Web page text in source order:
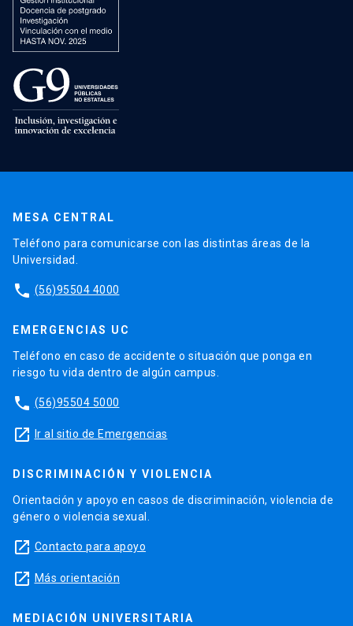
MESA CENTRAL
Teléfono para comunicarse con las distintas áreas de la
Universidad.
phone (56)95504 4000
EMERGENCIAS UC
Teléfono en caso de accidente o situación que ponga en
riesgo tu vida dentro de algún campus.
phone (56)95504 5000
launch Ir al sitio de Emergencias
DISCRIMINACIÓN Y VIOLENCIA
Orientación y apoyo en casos de discriminación, violencia de
género o violencia sexual.
launch Contacto para apoyo
launch Más orientación
MEDIACIÓN UNIVERSITARIA